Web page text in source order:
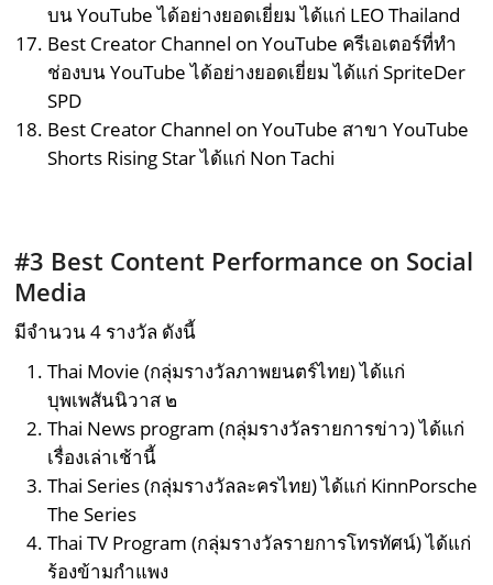
บน YouTube ได้อย่างยอดเยี่ยม ได้แก่ LEO Thailand
Best Creator Channel on YouTube ครีเอเตอร์ที่ทำ
ช่องบน YouTube ได้อย่างยอดเยี่ยม ได้แก่ SpriteDer
SPD
Best Creator Channel on YouTube สาขา YouTube
Shorts Rising Star ได้แก่ Non Tachi
#3 Best Content Performance on Social
Media
มีจำนวน 4 รางวัล ดังนี้
Thai Movie (กลุ่มรางวัลภาพยนตร์ไทย) ได้แก่
บุพเพสันนิวาส ๒
Thai News program (กลุ่มรางวัลรายการข่าว) ได้แก่
เรื่องเล่าเช้านี้
Thai Series (กลุ่มรางวัลละครไทย) ได้แก่ KinnPorsche
The Series
Thai TV Program (กลุ่มรางวัลรายการโทรทัศน์) ได้แก่
ร้องข้ามกำแพง